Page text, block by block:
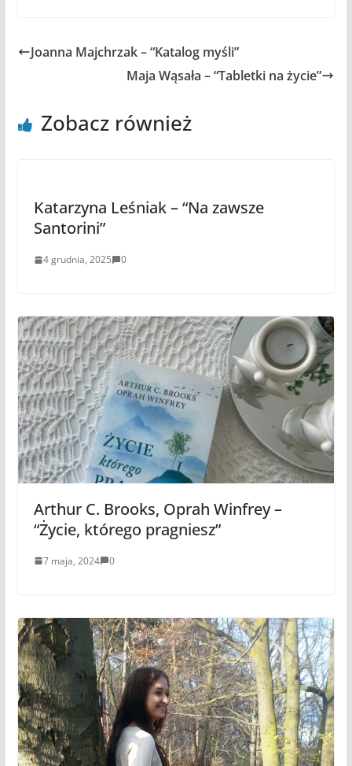
Joanna Majchrzak – “Katalog myśli”
Maja Wąsała – “Tabletki na życie”
Zobacz również
Katarzyna Leśniak – “Na zawsze
Santorini”
4 grudnia, 2025 0
Arthur C. Brooks, Oprah Winfrey –
“Życie, którego pragniesz”
7 maja, 2024 0